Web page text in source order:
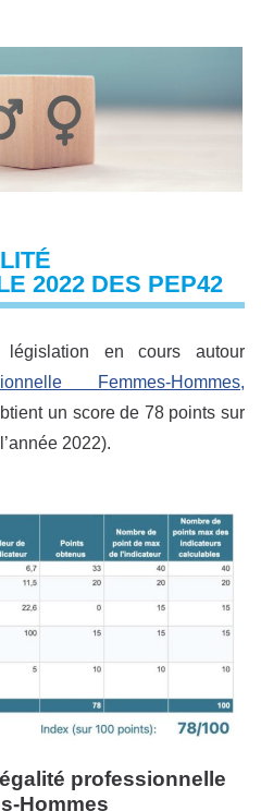
2022 DES PEP42
en cours autour
Femmes-Hommes,
un score de 78 points sur
2022).
professionnelle
Hommes